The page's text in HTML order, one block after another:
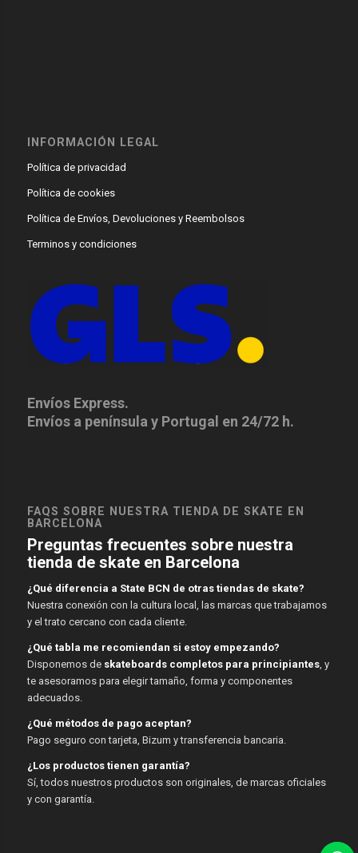
INFORMACIÓN LEGAL
Política de privacidad
Política de cookies
Política de Envíos, Devoluciones y Reembolsos
Terminos y condiciones
Envíos Express.
Envíos a península y Portugal en 24/72 h.
FAQS SOBRE NUESTRA TIENDA DE SKATE EN
BARCELONA
Preguntas frecuentes sobre nuestra
tienda de skate en Barcelona
¿Qué diferencia a State BCN de otras tiendas de skate?
Nuestra conexión con la cultura local, las marcas que trabajamos
y el trato cercano con cada cliente.
¿Qué tabla me recomiendan si estoy empezando?
Disponemos de skateboards completos para principiantes, y
te asesoramos para elegir tamaño, forma y componentes
adecuados.
¿Qué métodos de pago aceptan?
Pago seguro con tarjeta, Bizum y transferencia bancaria.
¿Los productos tienen garantía?
Sí, todos nuestros productos son originales, de marcas oficiales
y con garantía.